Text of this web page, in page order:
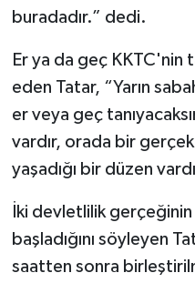
buradadır.” dedi.
Er ya da geç KKTC'nin
eden Tatar, “Yarın
er veya geç
vardır, orada bir gerçek
yaşadığı bir düzen
İki devletlilik
başladığını söyleyen
saatten sonra